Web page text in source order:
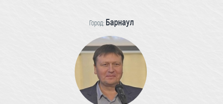
Город: Барнаул